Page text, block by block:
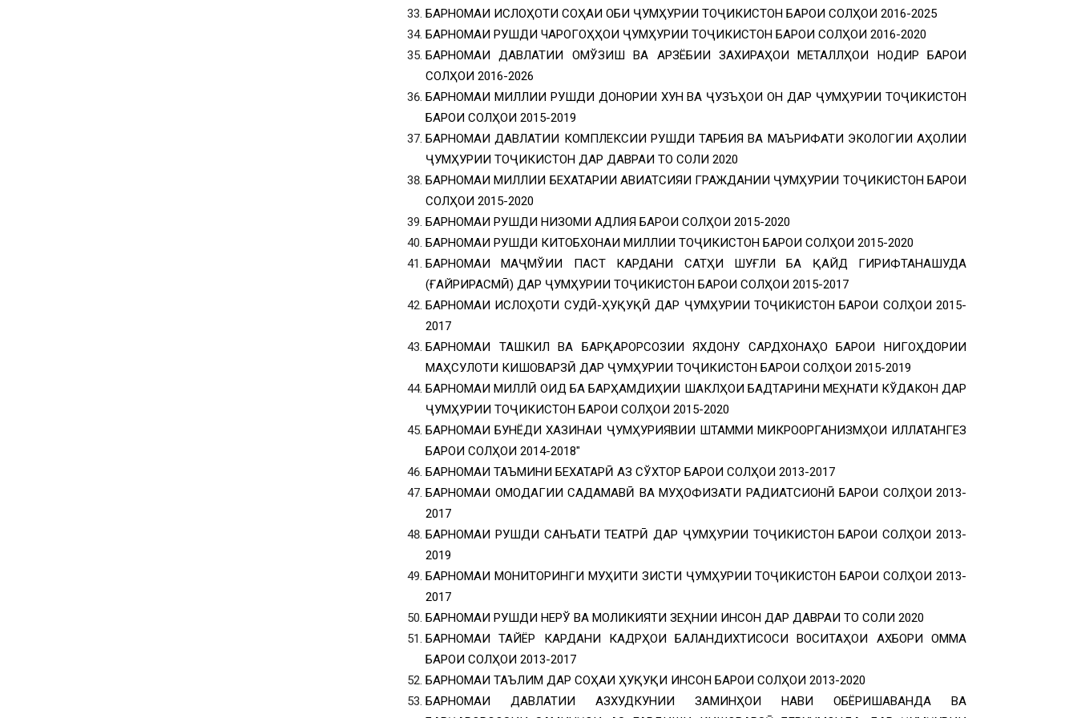
БАРНОМАИ ИСЛОҲОТИ СОҲАИ ОБИ ҶУМҲУРИИ ТОҶИКИСТОН БАРОИ СОЛҲОИ 2016-2025
БАРНОМАИ РУШДИ ЧАРОГОҲҲОИ ҶУМҲУРИИ ТОҶИКИСТОН БАРОИ СОЛҲОИ 2016-2020
БАРНОМАИ ДАВЛАТИИ ОМЎЗИШ ВА АРЗЁБИИ ЗАХИРАҲОИ МЕТАЛЛҲОИ НОДИР БАРОИ
СОЛҲОИ 2016-2026
БАРНОМАИ МИЛЛИИ РУШДИ ДОНОРИИ ХУН ВА ҶУЗЪҲОИ ОН ДАР ҶУМҲУРИИ ТОҶИКИСТОН
БАРОИ СОЛҲОИ 2015-2019
БАРНОМАИ ДАВЛАТИИ КОМПЛЕКСИИ РУШДИ ТАРБИЯ ВА МАЪРИФАТИ ЭКОЛОГИИ АҲОЛИИ
ҶУМҲУРИИ ТОҶИКИСТОН ДАР ДАВРАИ ТО СОЛИ 2020
БАРНОМАИ МИЛЛИИ БЕХАТАРИИ АВИАТСИЯИ ГРАЖДАНИИ ҶУМҲУРИИ ТОҶИКИСТОН БАРОИ
СОЛҲОИ 2015-2020
БАРНОМАИ РУШДИ НИЗОМИ АДЛИЯ БАРОИ СОЛҲОИ 2015-2020
БАРНОМАИ РУШДИ КИТОБХОНАИ МИЛЛИИ ТОҶИКИСТОН БАРОИ СОЛҲОИ 2015-2020
БАРНОМАИ МАҶМЎИИ ПАСТ КАРДАНИ САТҲИ ШУҒЛИ БА ҚАЙД ГИРИФТАНАШУДА
(ҒАЙРИРАСМӢ) ДАР ҶУМҲУРИИ ТОҶИКИСТОН БАРОИ СОЛҲОИ 2015-2017
БАРНОМАИ ИСЛОҲОТИ СУДӢ-ҲУҚУҚӢ ДАР ҶУМҲУРИИ ТОҶИКИСТОН БАРОИ СОЛҲОИ 2015-
2017
БАРНОМАИ ТАШКИЛ ВА БАРҚАРОРСОЗИИ ЯХДОНУ САРДХОНАҲО БАРОИ НИГОҲДОРИИ
МАҲСУЛОТИ КИШОВАРЗӢ ДАР ҶУМҲУРИИ ТОҶИКИСТОН БАРОИ СОЛҲОИ 2015-2019
БАРНОМАИ МИЛЛӢ ОИД БА БАРҲАМДИҲИИ ШАКЛҲОИ БАДТАРИНИ МЕҲНАТИ КЎДАКОН ДАР
ҶУМҲУРИИ ТОҶИКИСТОН БАРОИ СОЛҲОИ 2015-2020
БАРНОМАИ БУНЁДИ ХАЗИНАИ ҶУМҲУРИЯВИИ ШТАММИ МИКРООРГАНИЗМҲОИ ИЛЛАТАНГЕЗ
БАРОИ СОЛҲОИ 2014-2018″
БАРНОМАИ ТАЪМИНИ БЕХАТАРӢ АЗ СЎХТОР БАРОИ СОЛҲОИ 2013-2017
БАРНОМАИ ОМОДАГИИ САДАМАВӢ ВА МУҲОФИЗАТИ РАДИАТСИОНӢ БАРОИ СОЛҲОИ 2013-
2017
БАРНОМАИ РУШДИ САНЪАТИ ТЕАТРӢ ДАР ҶУМҲУРИИ ТОҶИКИСТОН БАРОИ СОЛҲОИ 2013-
2019
БАРНОМАИ МОНИТОРИНГИ МУҲИТИ ЗИСТИ ҶУМҲУРИИ ТОҶИКИСТОН БАРОИ СОЛҲОИ 2013-
2017
БАРНОМАИ РУШДИ НЕРЎ ВА МОЛИКИЯТИ ЗЕҲНИИ ИНСОН ДАР ДАВРАИ ТО СОЛИ 2020
БАРНОМАИ ТАЙЁР КАРДАНИ КАДРҲОИ БАЛАНДИХТИСОСИ ВОСИТАҲОИ АХБОРИ ОММА
БАРОИ СОЛҲОИ 2013-2017
БАРНОМАИ ТАЪЛИМ ДАР СОҲАИ ҲУҚУҚИ ИНСОН БАРОИ СОЛҲОИ 2013-2020
БАРНОМАИ ДАВЛАТИИ АЗХУДКУНИИ ЗАМИНҲОИ НАВИ ОБЁРИШАВАНДА ВА